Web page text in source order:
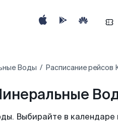
Воды Расписание
Выбирайте в календаре